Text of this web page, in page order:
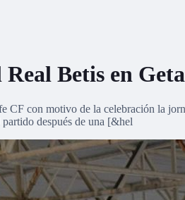
Betis en
CF con motivo de la celebración la
después de una [&hel